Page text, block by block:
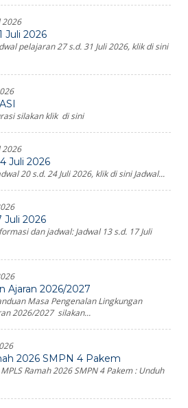
2026
Juli 2026
pelajaran 27 s.d. 31 Juli 2026, klik di sini
silakan klik di sini
2026
Juli 2026
20 s.d. 24 Juli 2026, klik di sini Jadwal...
Juli 2026
dan jadwal: Jadwal 13 s.d. 17 Juli
Ajaran 2026/2027
Masa Pengenalan Lingkungan
2026/2027 silakan...
2026 SMPN 4 Pakem
Ramah 2026 SMPN 4 Pakem : Unduh